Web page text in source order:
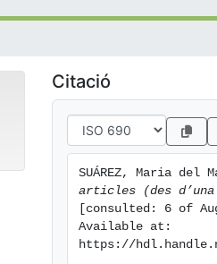
Citació
SUÁREZ, Maria del
articles (des
[consulted: 6 of
Available at:
https://